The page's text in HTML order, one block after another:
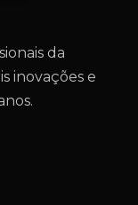
da
inovações e